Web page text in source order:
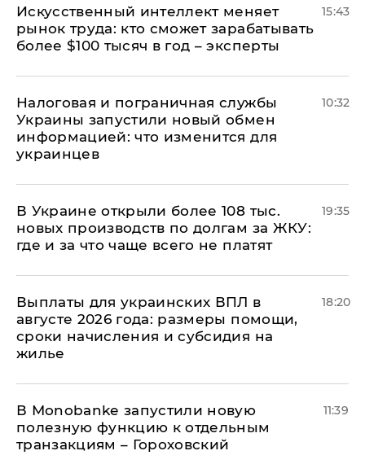
Искусственный интеллект меняет
рынок труда: кто сможет зарабатывать
более $100 тысяч в год – эксперты
15:43
Налоговая и пограничная службы
Украины запустили новый обмен
информацией: что изменится для
украинцев
10:32
В Украине открыли более 108 тыс.
новых производств по долгам за ЖКУ:
где и за что чаще всего не платят
19:35
Выплаты для украинских ВПЛ в
августе 2026 года: размеры помощи,
сроки начисления и субсидия на
жилье
18:20
В Мonobankе запустили новую
полезную функцию к отдельным
транзакциям – Гороховский
11:39